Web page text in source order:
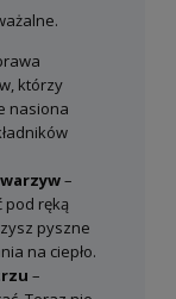
którzy
nasiona
–
pod ręką
pyszne
na ciepło.
–